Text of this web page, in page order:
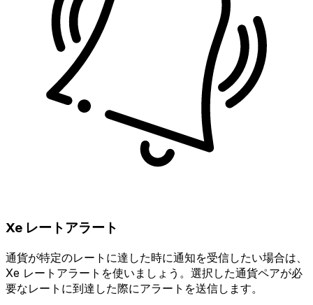
Xe レートアラート
通貨が特定のレートに達した時に通知を受信したい場合は、
Xe レートアラートを使いましょう。選択した通貨ペアが必
要なレートに到達した際にアラートを送信します。